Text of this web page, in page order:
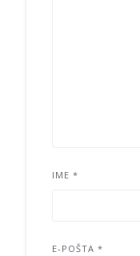
IME *
E-POŠTA *